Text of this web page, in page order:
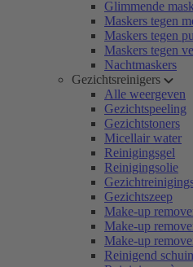
Glimmende
Maskers tegen
Maskers tegen
Maskers tegen
Nachtmaskers
Gezichtsreinigers
Alle weergeven
Gezichtspeeling
Gezichtstoners
Micellair water
Reinigingsgel
Reinigingsolie
Gezichtszeep
Make-up
Make-up
Make-up
Reinigend